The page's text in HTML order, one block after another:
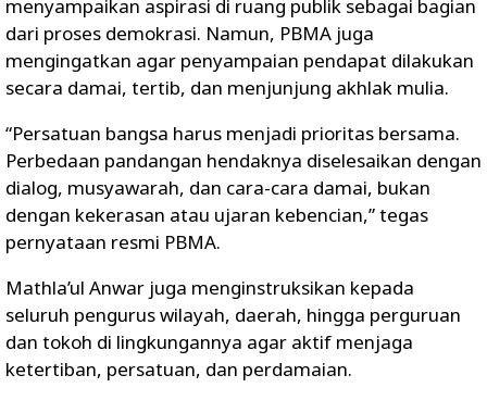
menyampaikan aspirasi di ruang publik sebagai bagian
dari proses demokrasi. Namun, PBMA juga
mengingatkan agar penyampaian pendapat dilakukan
secara damai, tertib, dan menjunjung akhlak mulia.
“Persatuan bangsa harus menjadi prioritas bersama.
Perbedaan pandangan hendaknya diselesaikan dengan
dialog, musyawarah, dan cara-cara damai, bukan
dengan kekerasan atau ujaran kebencian,” tegas
pernyataan resmi PBMA.
Mathla’ul Anwar juga menginstruksikan kepada
seluruh pengurus wilayah, daerah, hingga perguruan
dan tokoh di lingkungannya agar aktif menjaga
ketertiban, persatuan, dan perdamaian.